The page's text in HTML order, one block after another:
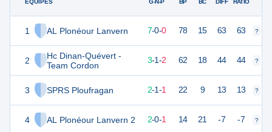
1 AL Plonéour Lanvern
2
Hc Dinan-Quévert -
Team Cordon
3 SPRS Ploufragan
4 AL Plonéour Lanvern 2
21 7-0-0 78 15 63 63 ?
10 3-1-2 62 18 44 44 ?
7 2-1-1 22 9 13 13 ?
6 3 2-0-1 14 21 -7 -7 ?